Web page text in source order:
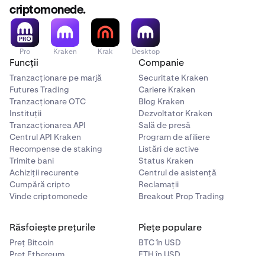
criptomonede.
Pro Kraken Krak Desktop
Funcții
Tranzacționare pe marjă
Futures Trading
Tranzacționare OTC
Instituții
Tranzacționarea API
Centrul API Kraken
Recompense de staking
Trimite bani
Achiziții recurente
Cumpără cripto
Vinde criptomonede
Companie
Securitate Kraken
Cariere Kraken
Blog Kraken
Dezvoltator Kraken
Sală de presă
Program de afiliere
Listări de active
Status Kraken
Centrul de asistență
Reclamații
Breakout Prop Trading
Răsfoiește prețurile
Preț Bitcoin
Piețe populare
BTC în USD